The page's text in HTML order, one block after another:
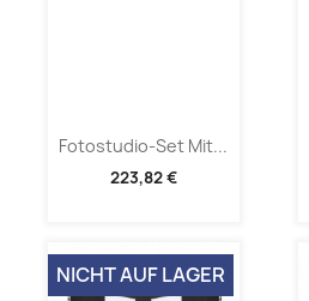
Fotostudio-Set Mit...
223,82 €
NICHT AUF LAGER